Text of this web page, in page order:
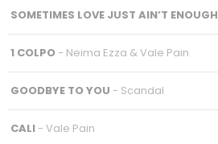
SOMETIMES LOVE JUST AIN’T ENOUGH
1 COLPO- Neima Ezza & Vale Pain
GOODBYE TO YOU - Scandal
CALI- Vale Pain